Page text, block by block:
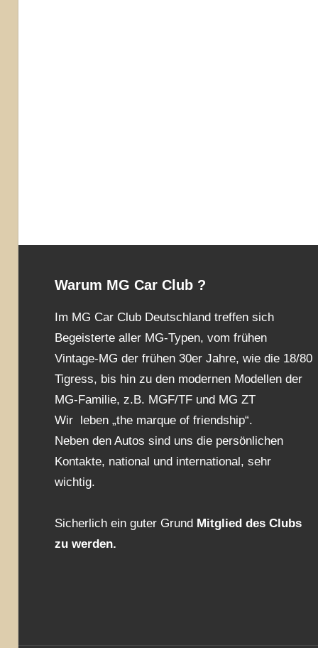
Warum MG Car Club ?
Im MG Car Club Deutschland treffen sich
Begeisterte aller MG-Typen, vom frühen
Vintage-MG der frühen 30er Jahre, wie die 18/80
Tigress, bis hin zu den modernen Modellen der
MG-Familie, z.B. MGF/TF und MG ZT
Wir leben „the marque of friendship“.
Neben den Autos sind uns die persönlichen
Kontakte, national und international, sehr
wichtig.
Sicherlich ein guter Grund Mitglied des Clubs
zu werden.